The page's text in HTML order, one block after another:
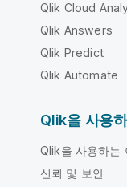
Qlik Cloud
Qlik Answers
Qlik Predict
Qlik Automate
Qlik을 사용
Qlik을 사용하는
신뢰 및 보안